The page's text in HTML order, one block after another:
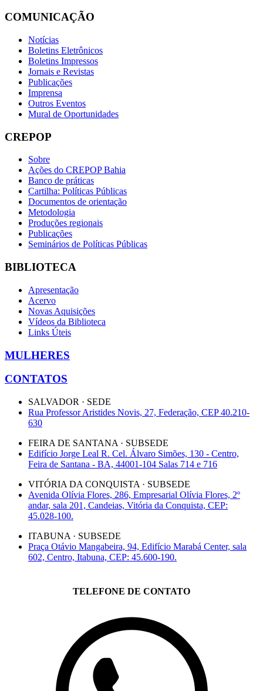
COMUNICAÇÃO
Notícias
Boletins Eletrônicos
Boletins Impressos
Jornais e Revistas
Publicações
Imprensa
Outros Eventos
Mural de Oportunidades
CREPOP
Sobre
Ações do CREPOP Bahia
Banco de práticas
Cartilha: Políticas Públicas
Documentos de orientação
Metodologia
Produções regionais
Publicações
Seminários de Políticas Públicas
BIBLIOTECA
Apresentação
Acervo
Novas Aquisições
Vídeos da Biblioteca
Links Úteis
MULHERES
CONTATOS
SALVADOR · SEDE
Rua Professor Aristides Novis, 27, Federação, CEP 40.210-
630
FEIRA DE SANTANA · SUBSEDE
Edifício Jorge Leal R. Cel. Álvaro Simões, 130 - Centro,
Feira de Santana - BA, 44001-104 Salas 714 e 716
VITÓRIA DA CONQUISTA · SUBSEDE
Avenida Olívia Flores, 286, Empresarial Olívia Flores, 2º
andar, sala 201, Candeias, Vitória da Conquista, CEP:
45.028-100.
ITABUNA · SUBSEDE
Praça Otávio Mangabeira, 94, Edifício Marabá Center, sala
602, Centro, Itabuna, CEP: 45.600-190.
TELEFONE DE CONTATO